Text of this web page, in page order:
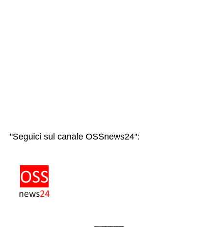
"Seguici sul canale OSSnews24":